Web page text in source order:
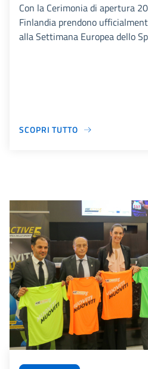
Con la Cerimonia di apertura
Finlandia prendono
alla Settimana Europea dello
SCOPRI TUTTO